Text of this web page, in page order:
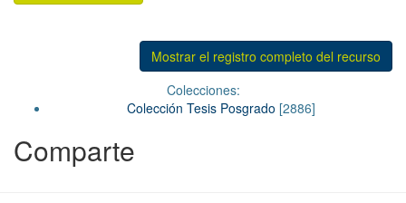
Mostrar el registro completo del recurso
Colecciones:
Colección Tesis Posgrado [2886]
Comparte